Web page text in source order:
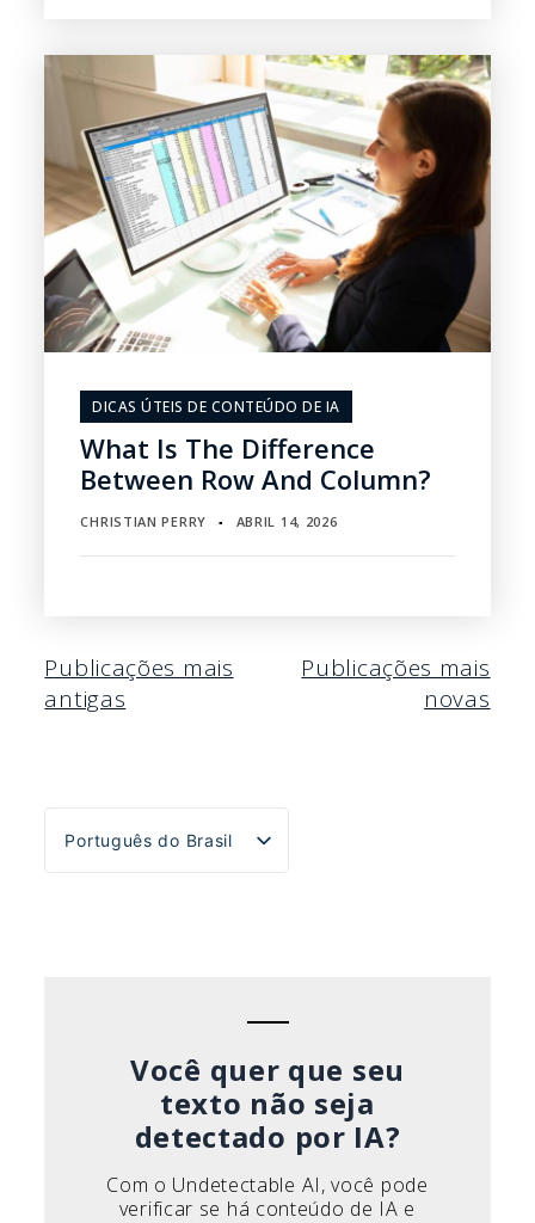
DICAS ÚTEIS DE CONTEÚDO DE IA
What Is The Difference
Between Row And Column?
CHRISTIAN PERRY ▪ ABRIL 14, 2026
Navegação
por
Publicações mais
antigas
Publicações mais
novas
Português do Brasil
English
Você quer que seu
texto não seja
detectado por IA?
Com o Undetectable AI, você pode
verificar se há conteúdo de IA e